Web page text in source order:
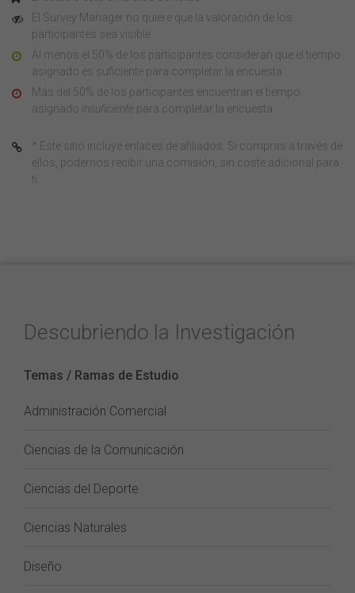
El Survey Manager no quiere que la valoración de los
participantes sea visible
Al menos el 50% de los participantes consideran que el tiempo
asignado es suficiente para completar la encuesta
Más del 50% de los participantes encuentran el tiempo
asignado insuficiente para completar la encuesta
* Este sitio incluye enlaces de afiliados. Si compras a través de
ellos, podemos recibir una comisión, sin coste adicional para
ti.
Descubriendo la Investigación
Temas / Ramas de Estudio
Administración Comercial
Ciencias de la Comunicación
Ciencias del Deporte
Ciencias Naturales
Diseño